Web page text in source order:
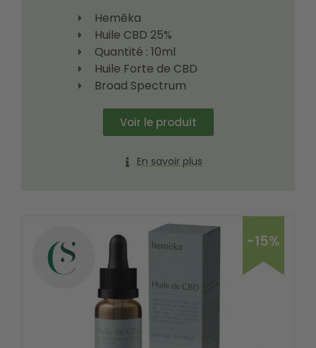
Hemēka
Huile CBD 25%
Quantité : 10ml
Huile Forte de CBD
Broad Spectrum
Voir le produit
En savoir plus
-15%